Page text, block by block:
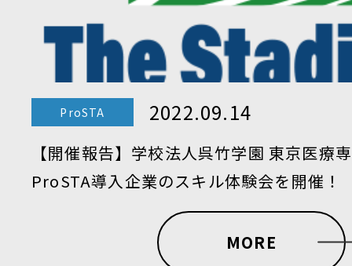
ProSTA 2022.09.14
【開催報告】学校法人呉竹学園 東京医療
ProSTA導入企業のスキル体験会を開催！
MORE